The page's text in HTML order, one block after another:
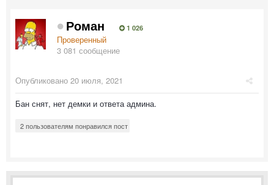
Роман 1 026
Проверенный
3 081 сообщение
Опубликовано 20 июля, 2021
Бан снят, нет демки и ответа админа.
2 пользователям понравился пост